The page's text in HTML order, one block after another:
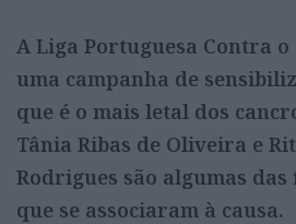
A Liga Portuguesa Contra
uma campanha de
que é o mais letal dos
Tânia Ribas de Oliveira e
Rodrigues são algumas
que se associaram à causa.